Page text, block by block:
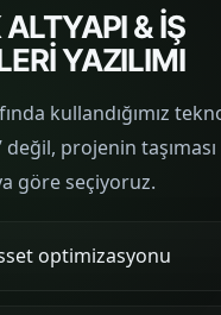
& İŞ
YAZILIMI
kullandığımız
projenin
göre seçiyoruz.
optimizasyonu